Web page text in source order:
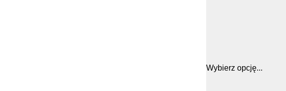
Wybierz opcję...